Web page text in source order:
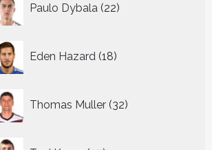
Paulo Dybala 22
producten
Eden Hazard 18
producten
Thomas Muller 32
producten